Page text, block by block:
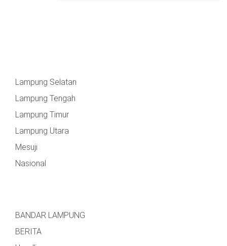
Lampung Selatan
Lampung Tengah
Lampung Timur
Lampung Utara
Mesuji
Nasional
BANDAR LAMPUNG
BERITA